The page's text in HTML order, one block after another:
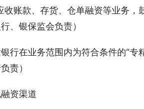
收账款、存货、仓单融资等业务，
、银保监会负责）
银行在业务范围内为符合条件的“
责）
资渠道